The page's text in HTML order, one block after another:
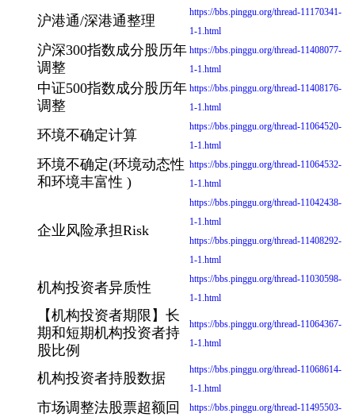
沪港通/深港通整理
https://bbs.pinggu.org/thread-11170341-
1-1.html
沪深300指数成分股历年
调整
https://bbs.pinggu.org/thread-11408077-
1-1.html
中证500指数成分股历年
调整
https://bbs.pinggu.org/thread-11408176-
1-1.html
环境不确定计算
https://bbs.pinggu.org/thread-11064520-
1-1.html
环境不确定(环境动态性
和环境丰富性 )
https://bbs.pinggu.org/thread-11064532-
1-1.html
企业风险承担Risk
https://bbs.pinggu.org/thread-11042438-
1-1.html
https://bbs.pinggu.org/thread-11408292-
1-1.html
机构投资者异质性
https://bbs.pinggu.org/thread-11030598-
1-1.html
【机构投资者期限】长
期和短期机构投资者持
股比例
https://bbs.pinggu.org/thread-11064367-
1-1.html
机构投资者持股数据
https://bbs.pinggu.org/thread-11068614-
1-1.html
市场调整法股票超额回 https://bbs.pinggu.org/thread-11495503-